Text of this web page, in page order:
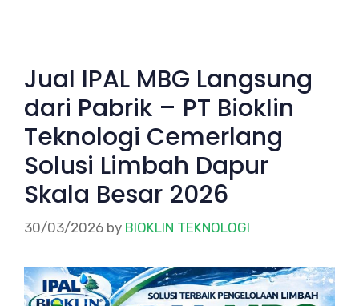
Jual IPAL MBG Langsung
dari Pabrik – PT Bioklin
Teknologi Cemerlang
Solusi Limbah Dapur
Skala Besar 2026
30/03/2026 by BIOKLIN TEKNOLOGI